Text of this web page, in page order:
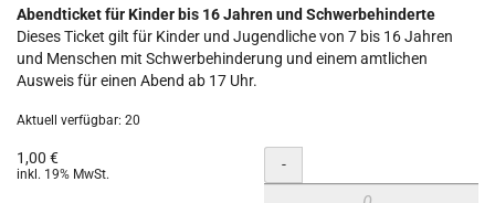
Abendticket für Kinder bis 16 Jahren und Schwerbehinderte
Dieses Ticket gilt für Kinder und Jugendliche von 7 bis 16 Jahren
und Menschen mit Schwerbehinderung und einem amtlichen
Ausweis für einen Abend ab 17 Uhr.
Aktuell verfügbar: 20
1,00 €
inkl. 19% MwSt. Menge
-